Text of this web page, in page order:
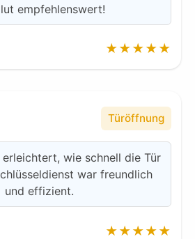
empfehlenswert!
★★★★★
Türöffnung
wie schnell die Tür
war freundlich
und effizient.
★★★★★